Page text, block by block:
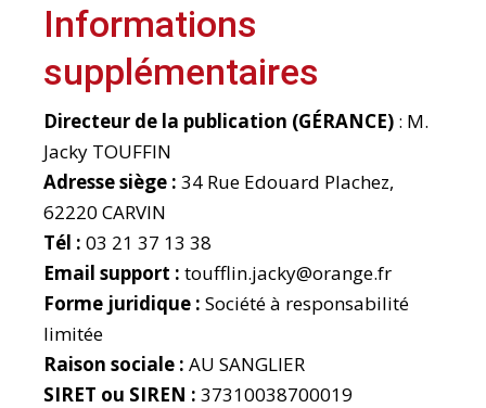
Informations
supplémentaires
Directeur de la publication (GÉRANCE) : M.
Jacky TOUFFIN
Adresse siège : 34 Rue Edouard Plachez,
62220 CARVIN
Tél : 03 21 37 13 38
Email support : toufflin.jacky@orange.fr
Forme juridique : Société à responsabilité
limitée
Raison sociale : AU SANGLIER
SIRET ou SIREN : 37310038700019